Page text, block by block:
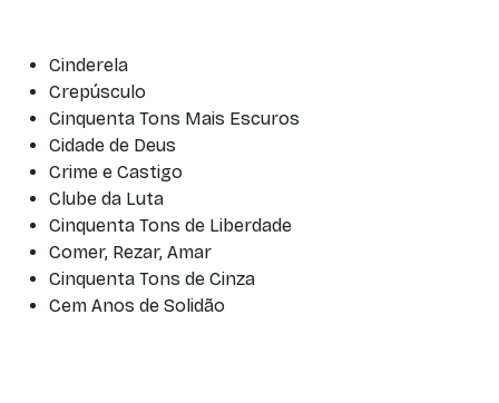
Cinderela
Crepúsculo
Cinquenta Tons Mais Escuros
Cidade de Deus
Crime e Castigo
Clube da Luta
Cinquenta Tons de Liberdade
Comer, Rezar, Amar
Cinquenta Tons de Cinza
Cem Anos de Solidão